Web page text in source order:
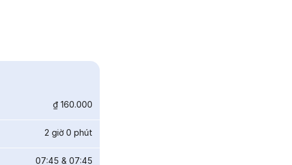
₫ 160.000
2 giờ 0 phút
07:45 & 07:45